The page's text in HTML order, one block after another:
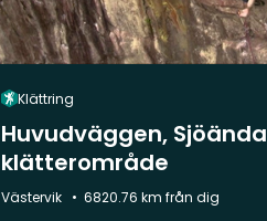
Klättring
Huvudväggen, Sjöända
klätterområde
Kommun:
Västervik 6820.76 km från dig